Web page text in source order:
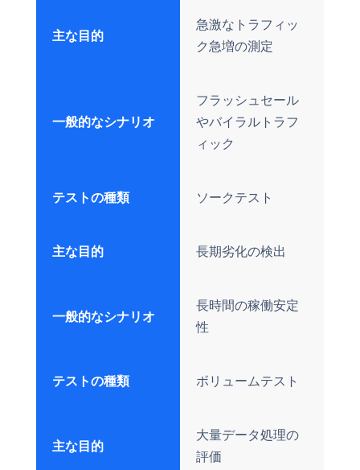
主な目的
急激なトラフィッ
ク急増の測定
一般的なシナリオ
フラッシュセール
やバイラルトラフ
ィック
テストの種類 ソークテスト
主な目的 長期劣化の検出
一般的なシナリオ
長時間の稼働安定
性
テストの種類 ボリュームテスト
主な目的
大量データ処理の
評価